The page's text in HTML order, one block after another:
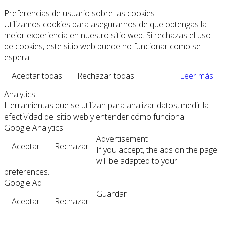
Preferencias de usuario sobre las cookies
Utilizamos cookies para asegurarnos de que obtengas la
mejor experiencia en nuestro sitio web. Si rechazas el uso
de cookies, este sitio web puede no funcionar como se
espera.
Aceptar todas
Rechazar todas
Leer más
Analytics
Herramientas que se utilizan para analizar datos, medir la
efectividad del sitio web y entender cómo funciona.
Google Analytics
Aceptar
Rechazar
Advertisement
If you accept, the ads on the page
will be adapted to your
preferences.
Google Ad
Aceptar
Rechazar
Guardar